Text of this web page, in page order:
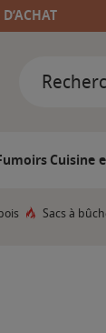
Cuisine
Sacs à